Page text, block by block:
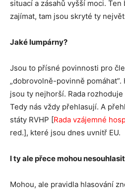
situací a zásahů vyšší moci. Ten
zajímat, tam jsou skryté ty
Jaké lumpárny?
Jsou to přísné povinnosti pro
„dobrovolně-povinně pomáhat”.
jsou ty nejhorší. Rada
Tedy nás vždy přehlasují. A
státy RVHP [Rada vzájemné
red.], které jsou dnes uvnitř EU.
I ty ale přece mohou
Mohou, ale pravidla hlasování